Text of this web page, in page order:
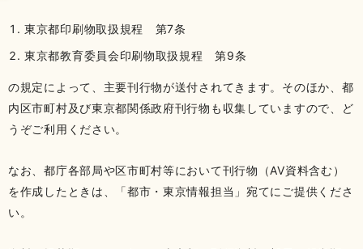
東京都印刷物取扱規程 第7条
東京都教育委員会印刷物取扱規程 第9条
の規定によって、主要刊行物が送付されてきます。そのほか、都
内区市町村及び東京都関係政府刊行物も収集していますので、ど
うぞご利用ください。
なお、都庁各部局や区市町村等において刊行物（AV資料含む）
を作成したときは、「都市・東京情報担当」宛てにご提供くださ
い。